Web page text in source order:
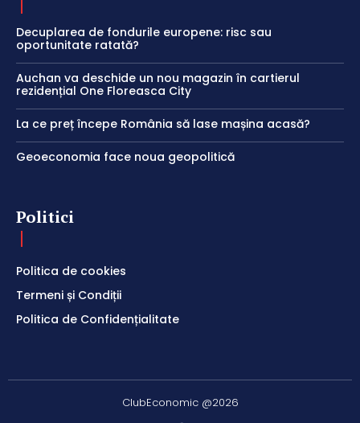
Decuplarea de fondurile europene: risc sau
oportunitate ratată?
Auchan va deschide un nou magazin în cartierul
rezidențial One Floreasca City
La ce preț începe România să lase mașina acasă?
Geoeconomia face noua geopolitică
Politici
Politica de cookies
Termeni și Condiții
Politica de Confidențialitate
ClubEconomic @2026